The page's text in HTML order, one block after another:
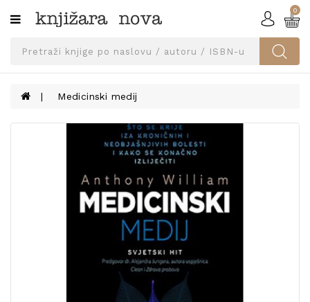
Kategorije
SVEUČILIŠNA
UDŽBENICI
KNJIGE
0
Medicinski medij